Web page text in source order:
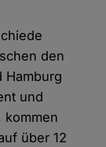
den
Hamburg
und
kommen
über 12